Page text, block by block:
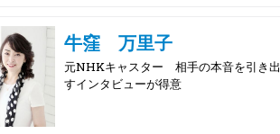
牛窪 万里子
元NHKキャスター 相手の本音を引き出
すインタビューが得意